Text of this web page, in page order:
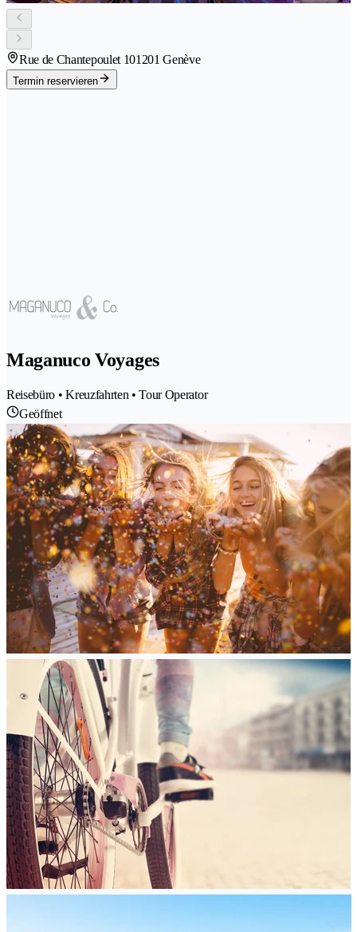
Rue de Chantepoulet 101201 Genève
Termin reservieren
Maganuco Voyages
Reisebüro • Kreuzfahrten • Tour Operator
Geöffnet